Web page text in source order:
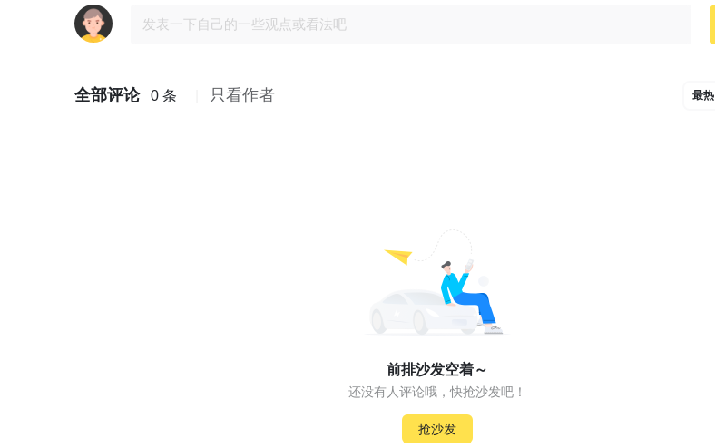
全部评论 0 条 只看作者 最热
前排沙发空着～
还没有人评论哦，快抢沙发吧！
抢沙发